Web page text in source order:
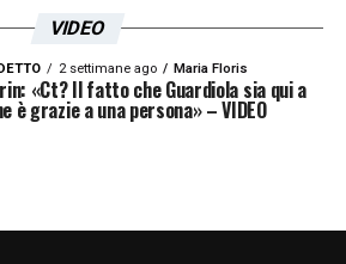
la nuova squadra.
NOSTRE TOP NEWS
VIDEO
2 settimane ago Maria Floris
«Ct? Il fatto che Guardiola sia qui a
è grazie a una persona» – VIDEO